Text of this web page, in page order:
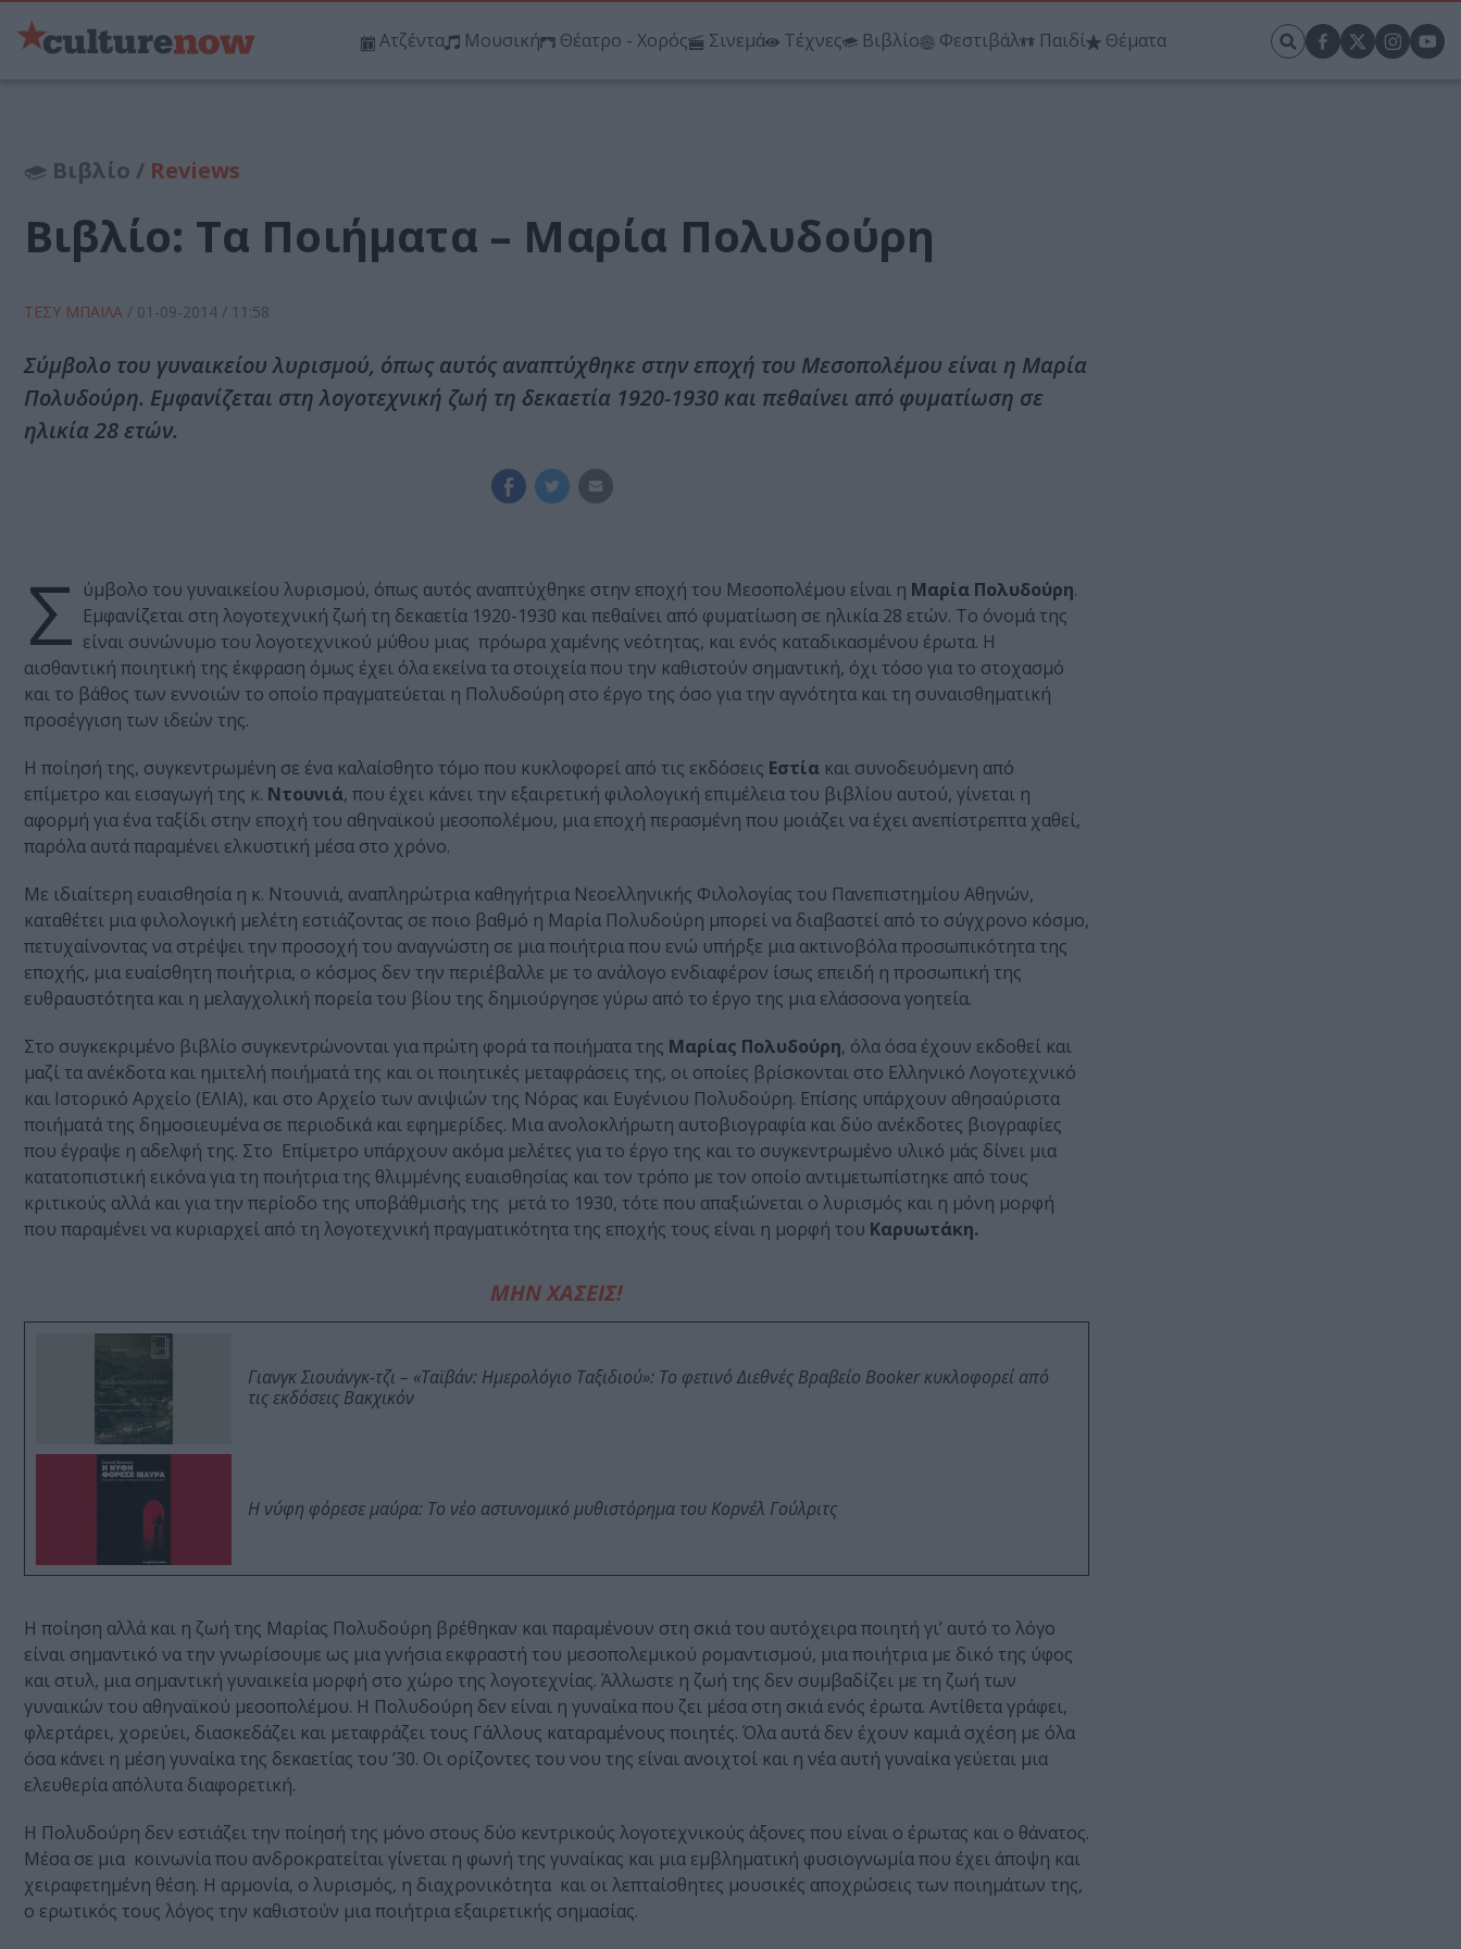
Ατζέντα Μουσική Θέατρο - Χορός Σινεμά Τέχνες Βιβλίο Φεστιβάλ Παιδί Θέματα
Βιβλίο / Reviews
Βιβλίο: Τα Ποιήματα – Μαρία Πολυδούρη
ΤΕΣΥ ΜΠΑΙΛΑ / 01-09-2014 / 11:58
Σύμβολο του γυναικείου λυρισμού, όπως αυτός αναπτύχθηκε στην εποχή του Μεσοπολέμου είναι η Μαρία
Πολυδούρη. Εμφανίζεται στη λογοτεχνική ζωή τη δεκαετία 1920-1930 και πεθαίνει από φυματίωση σε
ηλικία 28 ετών.
Σ ύμβολο του γυναικείου λυρισμού, όπως αυτός αναπτύχθηκε στην εποχή του Μεσοπολέμου είναι η Μαρία Πολυδούρη.
Εμφανίζεται στη λογοτεχνική ζωή τη δεκαετία 1920-1930 και πεθαίνει από φυματίωση σε ηλικία 28 ετών. Το όνομά της
είναι συνώνυμο του λογοτεχνικού μύθου μιας πρόωρα χαμένης νεότητας, και ενός καταδικασμένου έρωτα. Η
αισθαντική ποιητική της έκφραση όμως έχει όλα εκείνα τα στοιχεία που την καθιστούν σημαντική, όχι τόσο για το στοχασμό
και το βάθος των εννοιών το οποίο πραγματεύεται η Πολυδούρη στο έργο της όσο για την αγνότητα και τη συναισθηματική
προσέγγιση των ιδεών της.
Η ποίησή της, συγκεντρωμένη σε ένα καλαίσθητο τόμο που κυκλοφορεί από τις εκδόσεις Εστία και συνοδευόμενη από
επίμετρο και εισαγωγή της κ. Ντουνιά, που έχει κάνει την εξαιρετική φιλολογική επιμέλεια του βιβλίου αυτού, γίνεται η
αφορμή για ένα ταξίδι στην εποχή του αθηναϊκού μεσοπολέμου, μια εποχή περασμένη που μοιάζει να έχει ανεπίστρεπτα χαθεί,
παρόλα αυτά παραμένει ελκυστική μέσα στο χρόνο.
Με ιδιαίτερη ευαισθησία η κ. Ντουνιά, αναπληρώτρια καθηγήτρια Νεοελληνικής Φιλολογίας του Πανεπιστημίου Αθηνών,
καταθέτει μια φιλολογική μελέτη εστιάζοντας σε ποιο βαθμό η Μαρία Πολυδούρη μπορεί να διαβαστεί από το σύγχρονο κόσμο,
πετυχαίνοντας να στρέψει την προσοχή του αναγνώστη σε μια ποιήτρια που ενώ υπήρξε μια ακτινοβόλα προσωπικότητα της
εποχής, μια ευαίσθητη ποιήτρια, ο κόσμος δεν την περιέβαλλε με το ανάλογο ενδιαφέρον ίσως επειδή η προσωπική της
ευθραυστότητα και η μελαγχολική πορεία του βίου της δημιούργησε γύρω από το έργο της μια ελάσσονα γοητεία.
Στο συγκεκριμένο βιβλίο συγκεντρώνονται για πρώτη φορά τα ποιήματα της Μαρίας Πολυδούρη, όλα όσα έχουν εκδοθεί και
μαζί τα ανέκδοτα και ημιτελή ποιήματά της και οι ποιητικές μεταφράσεις της, οι οποίες βρίσκονται στο Ελληνικό Λογοτεχνικό
και Ιστορικό Αρχείο (ΕΛΙΑ), και στο Αρχείο των ανιψιών της Νόρας και Ευγένιου Πολυδούρη. Επίσης υπάρχουν αθησαύριστα
ποιήματά της δημοσιευμένα σε περιοδικά και εφημερίδες. Μια ανολοκλήρωτη αυτοβιογραφία και δύο ανέκδοτες βιογραφίες
που έγραψε η αδελφή της. Στο Επίμετρο υπάρχουν ακόμα μελέτες για το έργο της και το συγκεντρωμένο υλικό μάς δίνει μια
κατατοπιστική εικόνα για τη ποιήτρια της θλιμμένης ευαισθησίας και τον τρόπο με τον οποίο αντιμετωπίστηκε από τους
κριτικούς αλλά και για την περίοδο της υποβάθμισής της μετά το 1930, τότε που απαξιώνεται ο λυρισμός και η μόνη μορφή
που παραμένει να κυριαρχεί από τη λογοτεχνική πραγματικότητα της εποχής τους είναι η μορφή του Καρυωτάκη.
ΜΗΝ ΧΑΣΕΙΣ!
Γιανγκ Σιουάνγκ-τζι – «Ταϊβάν: Ημερολόγιο Ταξιδιού»: Το φετινό Διεθνές Βραβείο Booker κυκλοφορεί από
τις εκδόσεις Βακχικόν
Η νύφη φόρεσε μαύρα: Το νέο αστυνομικό μυθιστόρημα του Κορνέλ Γούλριτς
Η ποίηση αλλά και η ζωή της Μαρίας Πολυδούρη βρέθηκαν και παραμένουν στη σκιά του αυτόχειρα ποιητή γι’ αυτό το λόγο
είναι σημαντικό να την γνωρίσουμε ως μια γνήσια εκφραστή του μεσοπολεμικού ρομαντισμού, μια ποιήτρια με δικό της ύφος
και στυλ, μια σημαντική γυναικεία μορφή στο χώρο της λογοτεχνίας. Άλλωστε η ζωή της δεν συμβαδίζει με τη ζωή των
γυναικών του αθηναϊκού μεσοπολέμου. Η Πολυδούρη δεν είναι η γυναίκα που ζει μέσα στη σκιά ενός έρωτα. Αντίθετα γράφει,
φλερτάρει, χορεύει, διασκεδάζει και μεταφράζει τους Γάλλους καταραμένους ποιητές. Όλα αυτά δεν έχουν καμιά σχέση με όλα
όσα κάνει η μέση γυναίκα της δεκαετίας του ’30. Οι ορίζοντες του νου της είναι ανοιχτοί και η νέα αυτή γυναίκα γεύεται μια
ελευθερία απόλυτα διαφορετική.
Η Πολυδούρη δεν εστιάζει την ποίησή της μόνο στους δύο κεντρικούς λογοτεχνικούς άξονες που είναι ο έρωτας και ο θάνατος.
Μέσα σε μια κοινωνία που ανδροκρατείται γίνεται η φωνή της γυναίκας και μια εμβληματική φυσιογνωμία που έχει άποψη και
χειραφετημένη θέση. Η αρμονία, ο λυρισμός, η διαχρονικότητα και οι λεπταίσθητες μουσικές αποχρώσεις των ποιημάτων της,
ο ερωτικός τους λόγος την καθιστούν μια ποιήτρια εξαιρετικής σημασίας.